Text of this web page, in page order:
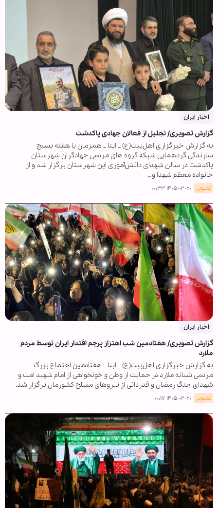
اخبار ایران
گزارش تصویری/ تجلیل از فعالان جهادی پاکدشت
به گزارش خبرگزاری اهل‌بیت(ع) _ ابنا _ همزمان با هفته بسیج
سازندگی گردهمایی شبکه گروه های مردمی جهادگران شهرستان
پاکدشت در سالن شهدای دانش‌آموزی این شهرستان برگزار شد و از
خانواده معظم شهدا و…
تصویر ۱۴۰۵-۰۲-۲۰ ۰۰:۳۳
اخبار ایران
گزارش تصویری/ هفتادمین شب اهتزاز پرچم اقتدار ایران توسط مردم
ملارد
به گزارش خبرگزاری اهل‌بیت(ع) _ ابنا _ هفتادمین اجتماع بزرگ‌
مردمی شبانه ملارد در حمایت از وطن و خونخواهی از امام شهید امت و
شهدای جنگ رمضان و قدردانی از نیروهای مسلح کشورمان برگزار شد.
تصویر ۱۴۰۵-۰۲-۲۰ ۰۰:۱۷